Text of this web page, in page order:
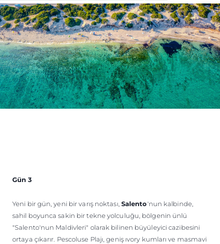
Gün 3
Yeni bir gün, yeni bir varış noktası, Salento'nun kalbinde,
sahil boyunca sakin bir tekne yolculuğu, bölgenin ünlü
"Salento'nun Maldivleri" olarak bilinen büyüleyici cazibesini
ortaya çıkarır. Pescoluse Plajı, geniş ıvory kumları ve masmavi